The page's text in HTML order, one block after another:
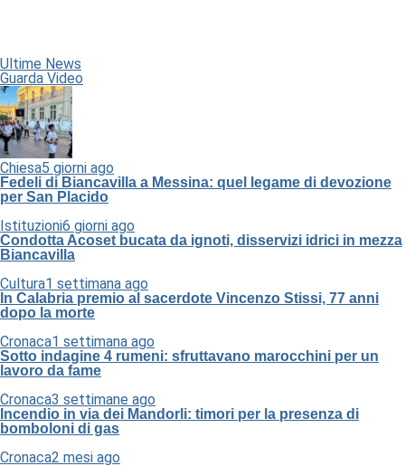
Ultime News
Guarda Video
Chiesa5 giorni ago
Fedeli di Biancavilla a Messina: quel legame di devozione
per San Placido
Istituzioni6 giorni ago
Condotta Acoset bucata da ignoti, disservizi idrici in mezza
Biancavilla
Cultura1 settimana ago
In Calabria premio al sacerdote Vincenzo Stissi, 77 anni
dopo la morte
Cronaca1 settimana ago
Sotto indagine 4 rumeni: sfruttavano marocchini per un
lavoro da fame
Cronaca3 settimane ago
Incendio in via dei Mandorli: timori per la presenza di
bomboloni di gas
Cronaca2 mesi ago